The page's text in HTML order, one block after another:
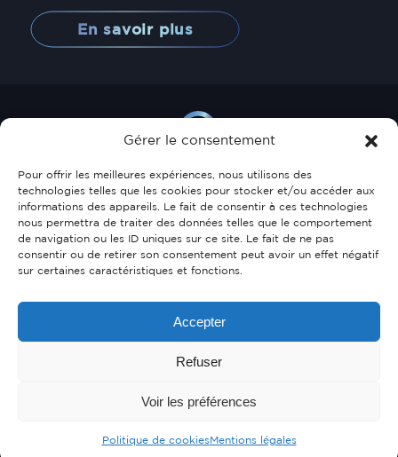
Gérer le consentement
Pour offrir les meilleures expériences, nous utilisons des
technologies telles que les cookies pour stocker et/ou accéder aux
informations des appareils. Le fait de consentir à ces technologies
nous permettra de traiter des données telles que le comportement
de navigation ou les ID uniques sur ce site. Le fait de ne pas
consentir ou de retirer son consentement peut avoir un effet négatif
sur certaines caractéristiques et fonctions.
Accepter
Refuser
Voir les préférences
Politique de cookiesMentions légales
En savoir plus
35, allée Scheffer
L-2520 Luxembourg
info@glacis-immo.lu
Mentions légales Politique de cookies